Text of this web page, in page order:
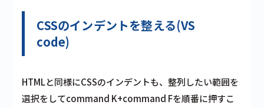
CSSのインデントを整える(VS
code)
HTMLと同様にCSSのインデントも、整列したい範囲を
選択をしてcommand K+command Fを順番に押すこ